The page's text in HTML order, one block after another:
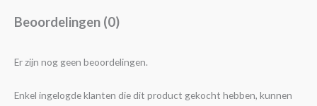
Beoordelingen (0)
Er zijn nog geen beoordelingen.
Enkel ingelogde klanten die dit product gekocht hebben, kunnen